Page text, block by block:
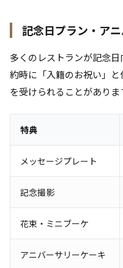
記念日プラン・ア
多くのレストランが記念
約時に「入籍のお祝い」
を受けられることがありま
特典
メッセージプレート
記念撮影
花束・ミニブーケ
アニバーサリーケーキ